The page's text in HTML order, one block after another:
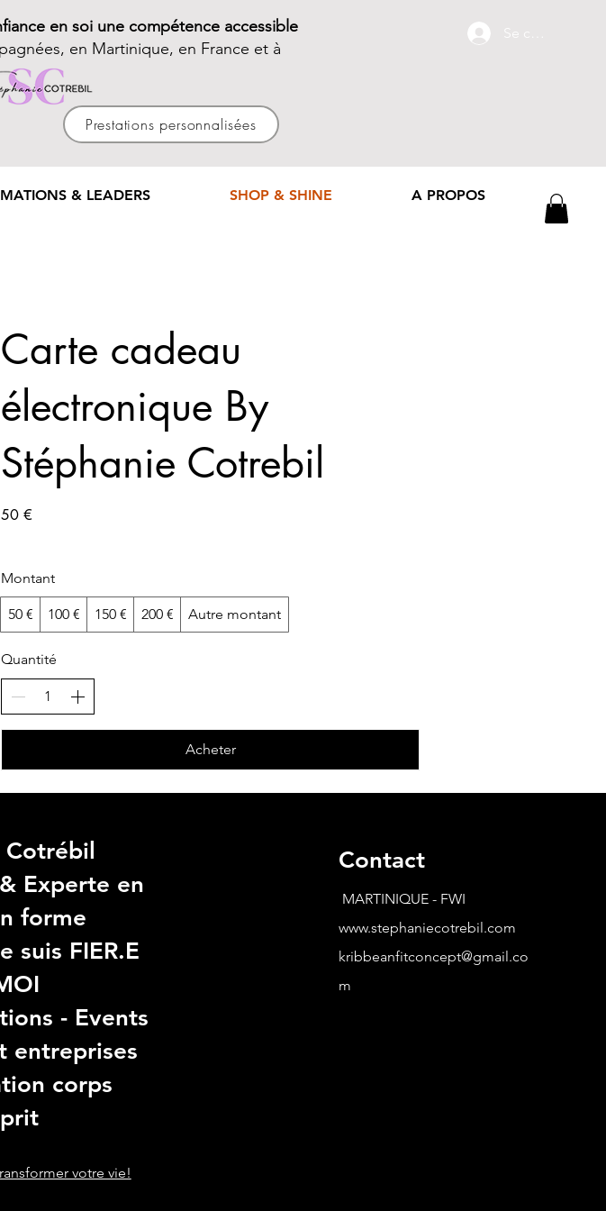
en soi une compétence accessible
en Martinique, en France et à
Prestations personnalisées
Se connecter
& LEADERS SHOP & SHINE A PROPOS
Carte cadeau
électronique By
Stéphanie Cotrebil
50 €
Montant
50 € 100 € 150 € 200 € Autre montant
Quantité
Acheter
Cotrébil
Experte en
forme
suis FIER.E
- Events
entreprises
corps
votre vie!
Contact
MARTINIQUE - FWI
www.stephaniecotrebil.com
kribbeanfitconcept@gmail.co
m